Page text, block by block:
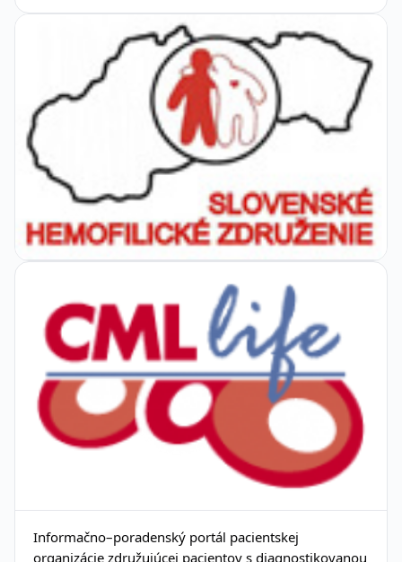
Informačno–poradenský portál pacientskej
organizácie združujúcej pacientov s diagnostikovanou